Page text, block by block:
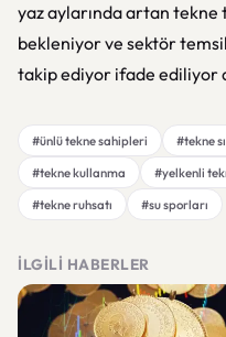
yaz aylarında artan tekne
bekleniyor ve sektör
takip ediyor ifade ediliyor
#ünlü tekne sahipleri #tekne
#tekne kullanma
#yelkenli
#tekne ruhsatı
#su sporları
İLGILI HABERLER